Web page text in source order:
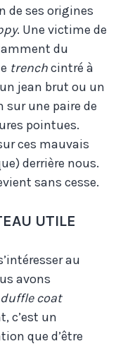
de ses origines
. Une victime de
du
trenchcintré à
jean brut ou un
une paire de
pointues.
ces mauvais
derrière nous.
sans cesse.
UTILE
au
avons
duffle coat
c’est un
que d’être